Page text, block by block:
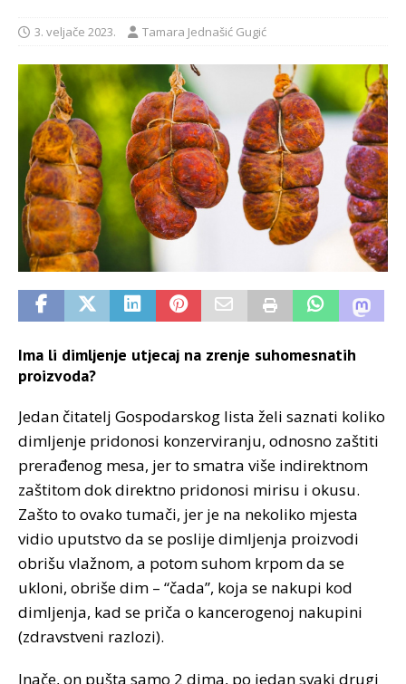
3. veljače 2023. Tamara Jednašić Gugić
Ima li dimljenje utjecaj na zrenje suhomesnatih
proizvoda?
Jedan čitatelj Gospodarskog lista želi saznati koliko
dimljenje pridonosi konzerviranju, odnosno zaštiti
prerađenog mesa, jer to smatra više indirektnom
zaštitom dok direktno pridonosi mirisu i okusu.
Zašto to ovako tumači, jer je na nekoliko mjesta
vidio uputstvo da se poslije dimljenja proizvodi
obrišu vlažnom, a potom suhom krpom da se
ukloni, obriše dim – “čada”, koja se nakupi kod
dimljenja, kad se priča o kancerogenoj nakupini
(zdravstveni razlozi).
Inače, on pušta samo 2 dima, po jedan svaki drugi